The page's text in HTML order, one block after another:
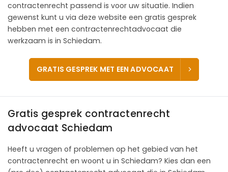
contractenrecht passend is voor uw situatie. Indien
gewenst kunt u via deze website een gratis gesprek
hebben met een contractenrechtadvocaat die
werkzaam is in Schiedam.
GRATIS GESPREK MET EEN ADVOCAAT
Gratis gesprek contractenrecht
advocaat Schiedam
Heeft u vragen of problemen op het gebied van het
contractenrecht en woont u in Schiedam? Kies dan een